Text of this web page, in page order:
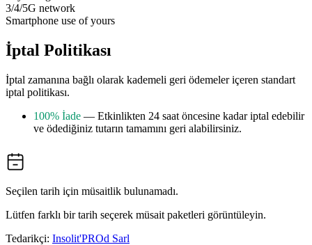
3/4/5G network
Smartphone use of yours
İptal Politikası
İptal zamanına bağlı olarak kademeli geri ödemeler içeren standart
iptal politikası.
100% İade — Etkinlikten 24 saat öncesine kadar iptal edebilir
ve ödediğiniz tutarın tamamını geri alabilirsiniz.
Seçilen tarih için müsaitlik bulunamadı.
Lütfen farklı bir tarih seçerek müsait paketleri görüntüleyin.
Tedarikçi: Insolit'PROd Sarl